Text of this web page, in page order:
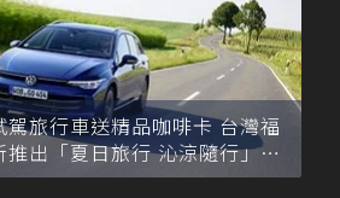
駕旅行車送精品咖啡卡 台灣福
推出「夏日旅行 沁涼隨行」活